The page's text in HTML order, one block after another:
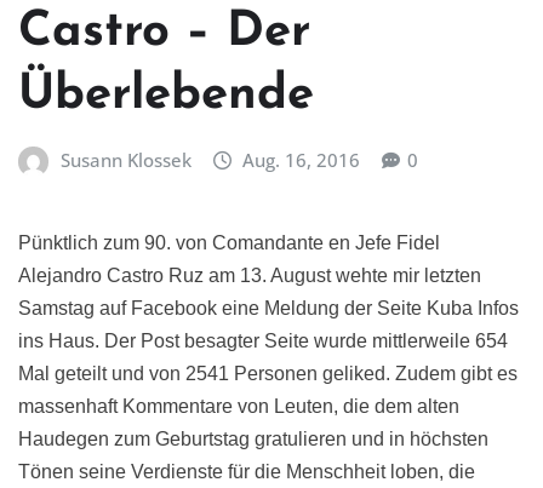
Castro – Der
Überlebende
Susann Klossek Aug. 16, 2016 0
Pünktlich zum 90. von Comandante en Jefe Fidel
Alejandro Castro Ruz am 13. August wehte mir letzten
Samstag auf Facebook eine Meldung der Seite Kuba Infos
ins Haus. Der Post besagter Seite wurde mittlerweile 654
Mal geteilt und von 2541 Personen geliked. Zudem gibt es
massenhaft Kommentare von Leuten, die dem alten
Haudegen zum Geburtstag gratulieren und in höchsten
Tönen seine Verdienste für die Menschheit loben, die